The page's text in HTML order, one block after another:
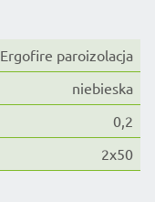
Ergofire paroizolacja
niebieska
0,2
2x50